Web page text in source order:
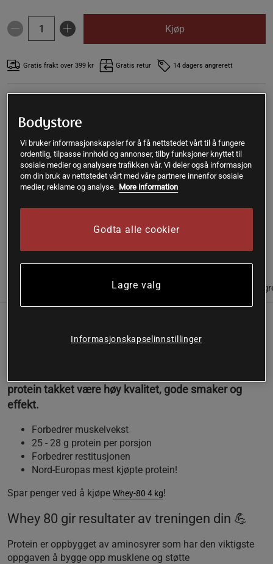
Kjøp
Gratis frakt over 399 kr Gratis retur 14 dagers angrerett
Styr unna Raspberry, voiletcandy. Ellers er Whey 80 en soleklar
vinner mest pga kvaliteten på proteinene, men og kvalitet over
tid på produktene sine.
Har brukt whey 80 de siste 4 årene og jeg anbefaler alltid
denne til mine venner. Selv ved cutting så bruker jeg denne.
SKU #585R | EAN7350049153445
Star Nutrition Whey-80® är ett komplett proteinpulver som är
fett på ett effektivare sätt!
Anmeldelser(244) Næringsinformasjon &
proteinpulver som er tilpasset deg som driver
protein takket være høy kvalitet, gode smaker og
effekt.
Forbedrer muskelvekst
25 - 28 g protein per porsjon
Forbedrer restitusjonen
Nord-Europas mest kjøpte protein!
Spar penger ved å kjøpe Whey-80 4 kg!
Whey 80 gir resultater av treningen din 💪
Protein er oppbygget av aminosyrer som har den viktigste
oppgaven å bygge opp musklene og støtte
Vi bruker informasjonskapsler for å få nettstedet vårt til å fungere
ordentlig, tilpasse innhold og annonser, tilby funksjoner knyttet til
sosiale medier og analysere trafikken vår. Vi deler også informasjon
om din bruk av nettstedet vårt med våre partnere innenfor sosiale
medier, reklame og analyse. More information
Godta alle cookier
Lagre valg
Informasjonskapselinnstillinger